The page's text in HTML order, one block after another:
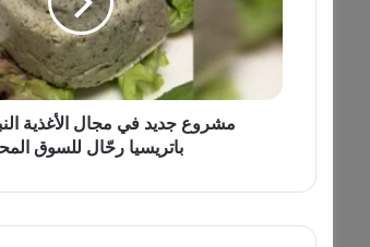
ج
د
د
ج
مشروع جديد في مجال الأغذية
باتريسيا رحّال للسوق